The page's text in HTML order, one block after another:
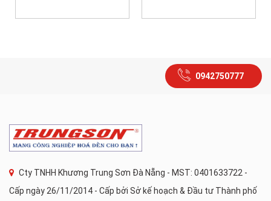
0942750777
Cty TNHH Khương Trung Sơn Đà Nẵng - MST: 0401633722 -
Cấp ngày 26/11/2014 - Cấp bởi Sở kế hoạch & Đầu tư Thành phố